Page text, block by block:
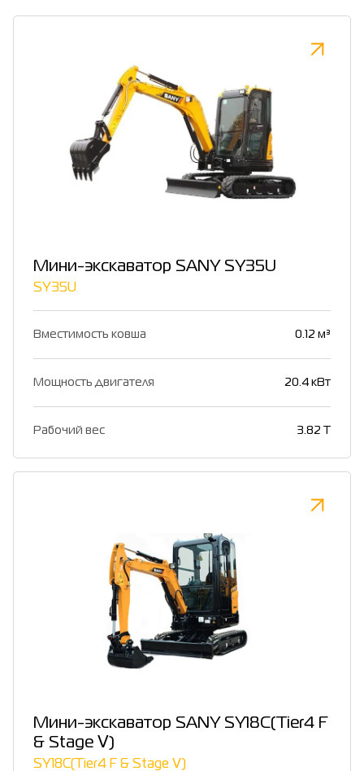
Мини-экскаватор SANY SY35U
SY35U
Вместимость ковша 0.12 м³
Мощность двигателя 20.4 кВт
Рабочий вес 3.82 T
Мини-экскаватор SANY SY18C(Tier4 F
& Stage Ⅴ)
SY18C(Tier4 F & Stage Ⅴ)